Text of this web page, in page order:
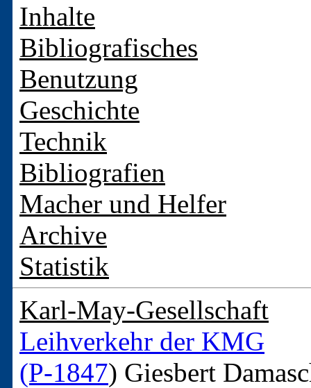
Inhalte
Bibliografisches
Benutzung
Geschichte
Technik
Bibliografien
Macher und Helfer
Archive
Statistik
Karl-May-Gesellschaft
Leihverkehr der KMG
(P-1847) Giesbert